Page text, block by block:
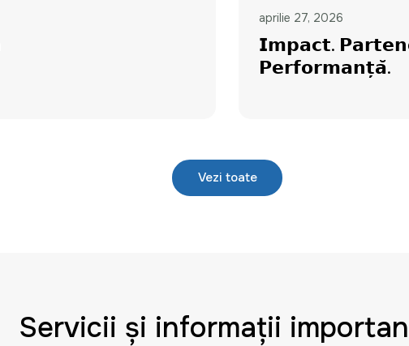
aprilie 27, 2026
𝗜𝗺𝗽𝗮𝗰𝘁.
𝗣𝗲𝗿𝗳𝗼𝗿𝗺𝗮𝗻𝘁̦𝗮̆.
Vezi toate
Servicii și informații